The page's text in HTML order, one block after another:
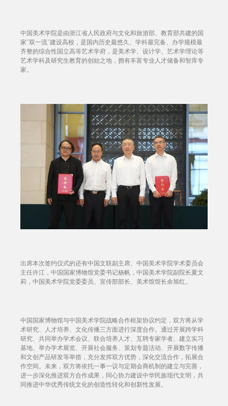
中国美术学院是由浙江省人民政府与文化和旅游部、教育部共建的国
家“双一流”建设高校，是国内历史最悠久、学科最完备、办学规模最
齐整的综合性国立高等艺术学府，是美术学、设计学、艺术学理论等
艺术学科及研究生教育的创始之地，拥有丰富专业人才储备和智库专
家。
出席本次签约仪式的还有中国文联副主席、中国美术学院学术委员会
主任许江，中国国家博物馆党委书记杨帆，中国美术学院副院长夏文
莉，中国美术学院党委委员、宣传部部长、美术馆馆长余旭红。
中国国家博物馆与中国美术学院战略合作框架协议约定，双方将从学
术研究、人才培养、文化传播三方面进行深度合作。通过开展跨学科
研究、共同举办学术会议、联合培养人才、互聘专家学者、建立实习
基地、举办学术展览、开展社会服务、策划专题活动、开展数字传播
和文创产品研发等举措，充分发挥双方优势，深化交流合作，拓展合
作空间。未来，双方将依托一事一议与定期会商机制的建立与完善，
进一步深化推进双方合作成果，同心协力建设中华民族现代文明，共
同推进中华优秀传统文化的创造性转化和创新性发展。